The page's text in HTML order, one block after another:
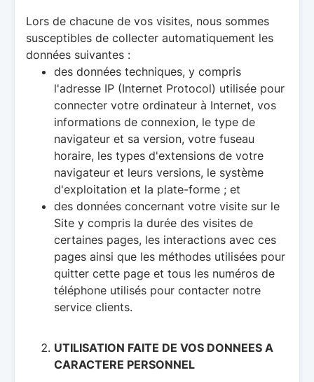
Lors de chacune de vos visites, nous sommes
susceptibles de collecter automatiquement les
données suivantes :
des données techniques, y compris
l'adresse IP (Internet Protocol) utilisée pour
connecter votre ordinateur à Internet, vos
informations de connexion, le type de
navigateur et sa version, votre fuseau
horaire, les types d'extensions de votre
navigateur et leurs versions, le système
d'exploitation et la plate-forme ; et
des données concernant votre visite sur le
Site y compris la durée des visites de
certaines pages, les interactions avec ces
pages ainsi que les méthodes utilisées pour
quitter cette page et tous les numéros de
téléphone utilisés pour contacter notre
service clients.
UTILISATION FAITE DE VOS DONNEES A
CARACTERE PERSONNEL